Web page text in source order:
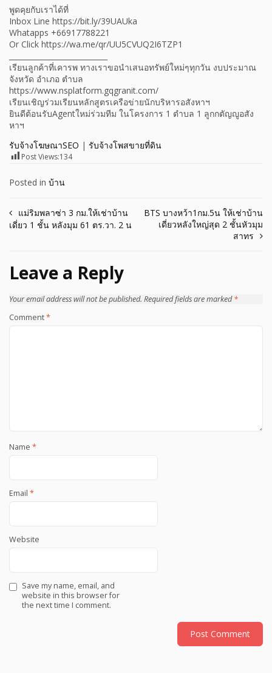
พูดคุยกับเราได้ที่
Inbox Line https://bit.ly/39UAUka
Whatapps +66917788221
Or Click https://wa.me/qr/UU5CVUQ2I6TZP1
เรียนลูกค้าที่เคารพ ทางเราขอนำเสนอทรัพย์ใหม่ๆทุกวัน งบประมาณ
จังหวัด อำเภอ ตำบล
https://www.nsplatform.gqgranit.com/
เรียนเชิญร่วมเรียนหลักสูตรเครือข่ายนักบริหารอสังหาฯ
ยินดีต้อนรับAgentใหม่ร่วมทีม ในโครงการ 1 ตำบล 1 ลูกกตัญญูอสัง
หาฯ
รับจ้างโฆษณาSEO | รับจ้างโพสขายที่ดิน
Post Views:134
Posted in บ้าน
Post
navigation
แม่ริมพลาซ่า 3 กม.ให้เช่าบ้าน
เดี่ยว 1 ชั้น หลังมุม 61 ตร.วา. 2 น
BTS บางหว้า1กม.5น ให้เช่าบ้าน
เดี่ยวหลังใหญ่สุด 2 ชั้นหัวมุม
สาทร
Leave a Reply
Your email address will not be published. Required fields are marked*
Comment*
Name *
Email *
Website
Save my name, email, and
website in this browser for
the next time I comment.